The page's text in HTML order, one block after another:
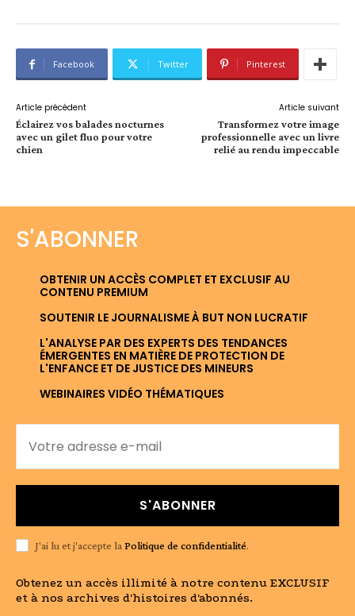
Facebook Twitter Pinterest
Article précédent
Éclairez vos balades nocturnes
avec un gilet fluo pour votre
chien
Article suivant
Transformez votre image
professionnelle avec un livre
relié au rendu impeccable
S'ABONNER
OBTENIR UN ACCÈS COMPLET ET EXCLUSIF AU
CONTENU PREMIUM
SOUTENIR LE JOURNALISME À BUT NON LUCRATIF
L'ANALYSE PAR DES EXPERTS DES TENDANCES
ÉMERGENTES EN MATIÈRE DE PROTECTION DE
L'ENFANCE ET DE JUSTICE DES MINEURS
WEBINAIRES VIDÉO THÉMATIQUES
S'ABONNER
J'ai lu et j'accepte la Politique de confidentialité.
Obtenez un accès illimité à notre contenu EXCLUSIF
et à nos archives d'histoires d'abonnés.